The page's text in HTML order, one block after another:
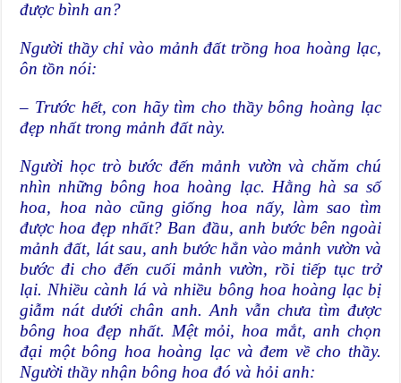
được bình an?
Người thầy chỉ vào mảnh đất trồng hoa hoàng lạc,
ôn tồn nói:
– Trước hết, con hãy tìm cho thầy bông hoàng lạc
đẹp nhất trong mảnh đất này.
Người học trò bước đến mảnh vườn và chăm chú
nhìn những bông hoa hoàng lạc. Hằng hà sa số
hoa, hoa nào cũng giống hoa nấy, làm sao tìm
được hoa đẹp nhất? Ban đầu, anh bước bên ngoài
mảnh đất, lát sau, anh bước hẳn vào mảnh vườn và
bước đi cho đến cuối mảnh vườn, rồi tiếp tục trở
lại. Nhiều cành lá và nhiều bông hoa hoàng lạc bị
giẫm nát dưới chân anh. Anh vẫn chưa tìm được
bông hoa đẹp nhất. Mệt mỏi, hoa mắt, anh chọn
đại một bông hoa hoàng lạc và đem về cho thầy.
Người thầy nhận bông hoa đó và hỏi anh: